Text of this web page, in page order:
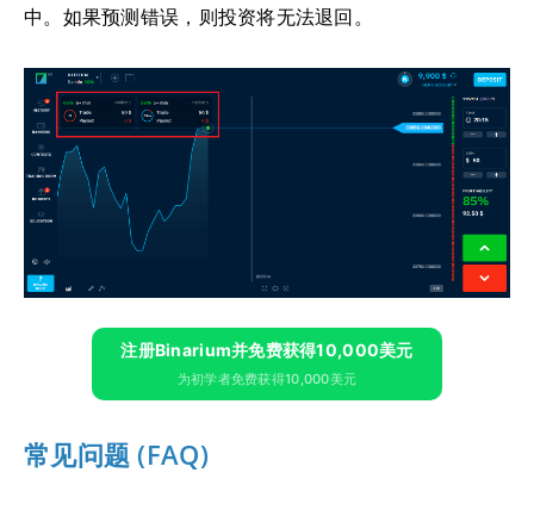
中。如果预测错误，则投资将无法退回。
注册Binarium并免费获得10,000美元
为初学者免费获得10,000美元
常见问题 (FAQ)